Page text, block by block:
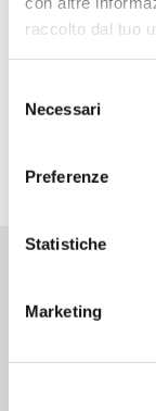
raccolto dal tuo
delNecessari
Preferenze
Statistiche
Marketing
fresca
prosciutto
certificata
SEDE